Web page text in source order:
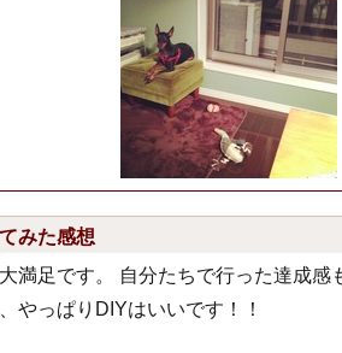
みた感想
満足です。 自分たちで行った達成感
やっぱりDIYはいいです！！